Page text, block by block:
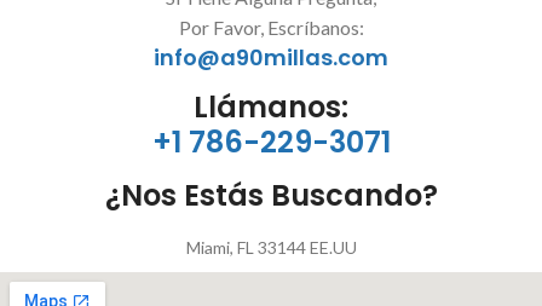
Por Favor, Escríbanos:
info@a90millas.com
Llámanos:
+1 786-229-3071
¿Nos Estás Buscando?
Miami, FL 33144 EE.UU